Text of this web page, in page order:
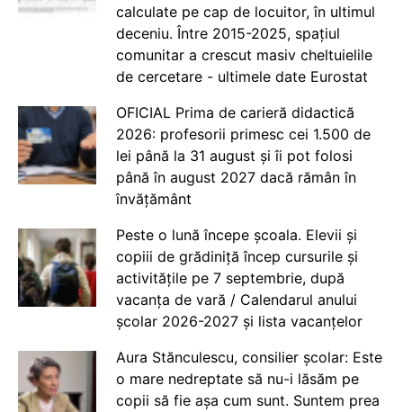
calculate pe cap de locuitor, în ultimul
deceniu. Între 2015-2025, spațiul
comunitar a crescut masiv cheltuielile
de cercetare - ultimele date Eurostat
OFICIAL Prima de carieră didactică
2026: profesorii primesc cei 1.500 de
lei până la 31 august și îi pot folosi
până în august 2027 dacă rămân în
învățământ
Peste o lună începe școala. Elevii și
copiii de grădiniță încep cursurile și
activitățile pe 7 septembrie, după
vacanța de vară / Calendarul anului
școlar 2026-2027 și lista vacanțelor
Aura Stănculescu, consilier școlar: Este
o mare nedreptate să nu-i lăsăm pe
copii să fie așa cum sunt. Suntem prea